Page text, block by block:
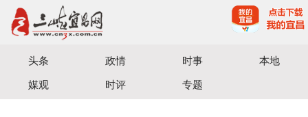
宜昌三峡融媒体中心主办
头条 政情 时事
本地
媒观
时评 专题